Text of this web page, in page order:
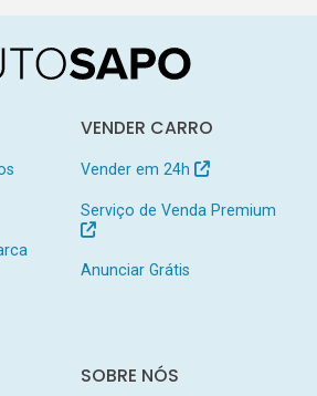
VENDER CARRO
Vender em 24h
Serviço de Venda Premium
Anunciar Grátis
SOBRE NÓS